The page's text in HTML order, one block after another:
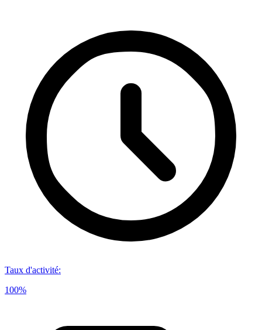
Taux d'activité:
100%